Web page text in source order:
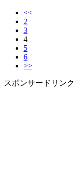
<<
2
3
4
5
6
>>
スポンサードリンク